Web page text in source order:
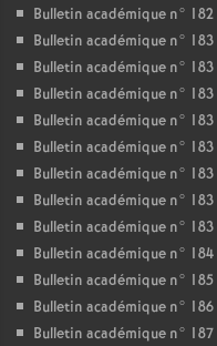
Bulletin académique n° 182
Bulletin académique n° 183
Bulletin académique n°
Bulletin académique n°
Bulletin académique n°
Bulletin académique n°
Bulletin académique n°
Bulletin académique n°
Bulletin académique n°
Bulletin académique n° 184
Bulletin académique n° 185
Bulletin académique n° 186
Bulletin académique n° 187